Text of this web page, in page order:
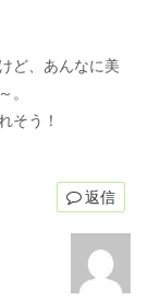
ど、あんなに美
。
そう！
返信